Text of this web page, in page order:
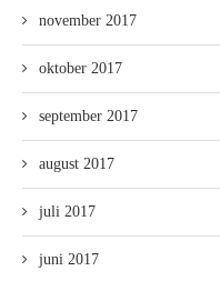
november 2017
oktober 2017
september 2017
august 2017
juli 2017
juni 2017